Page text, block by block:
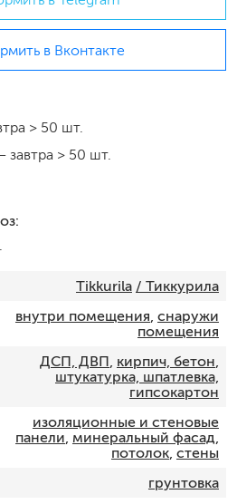
в Вконтакте
> 50 шт.
завтра > 50 шт.
Tikkurila / Тиккурила
внутри помещения снаружи
помещения
ДСП, ДВП кирпич, бетон
штукатурка, шпатлевка,
гипсокартон
изоляционные и стеновые
панели минеральный фасад
потолок, стены
грунтовка